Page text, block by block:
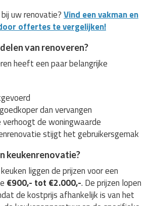
uw renovatie?Vind een vakman en
offertes te vergelijken!
van renoveren?
heeft een paar belangrijke
dan vervangen
verhoogt de woningwaarde
stijgt het gebruikersgemak
keukenrenovatie?
liggen de prijzen voor een
€900,- tot €2.000,-. De prijzen lopen
de kostprijs afhankelijk is van het